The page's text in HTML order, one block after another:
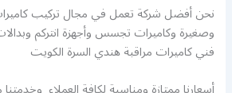
نحن أفضل شركة تعمل في مجال تركيب
وصغيرة وكاميرات تجسس وأجهزة انتركم
فني كاميرات مراقبة هندي السرة الكويت